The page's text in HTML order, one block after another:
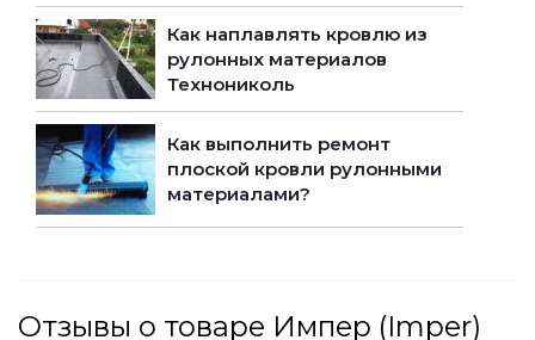
Как наплавлять кровлю из
рулонных материалов
Технониколь
Как выполнить ремонт
плоской кровли рулонными
материалами?
Отзывы о товаре Импер (Imper)